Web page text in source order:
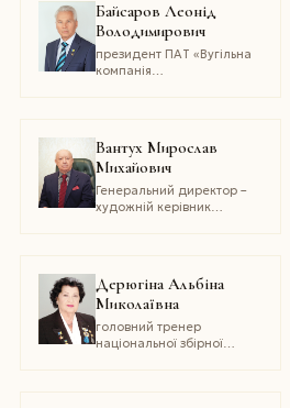
Байсаров Леонід
Володимирович
президент ПАТ «Вугільна
компанія
депутат Верховної Ради
України IV та VII скликань
Вантух Мирослав
Михайович
Генеральний директор –
художній керівник
танцю України імені П.
Вірського, голова
Національної
хореографічної спілки
України, професор
Дерюгіна Альбіна
Миколаївна
головний тренер
національної збірної